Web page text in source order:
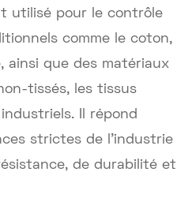
utilisé pour le contrôle
comme le coton,
ainsi que des matériaux
tissés, les tissus
Il répond
strictes de l'industrie
de durabilité et